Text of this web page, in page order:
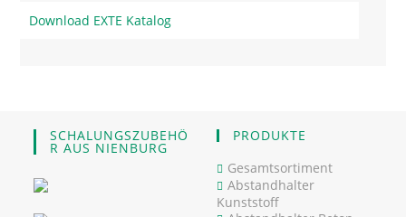
Download EXTE Katalog
SCHALUNGSZUBEHÖ
R AUS NIENBURG
PRODUKTE
Gesamtsortiment
Abstandhalter
Kunststoff